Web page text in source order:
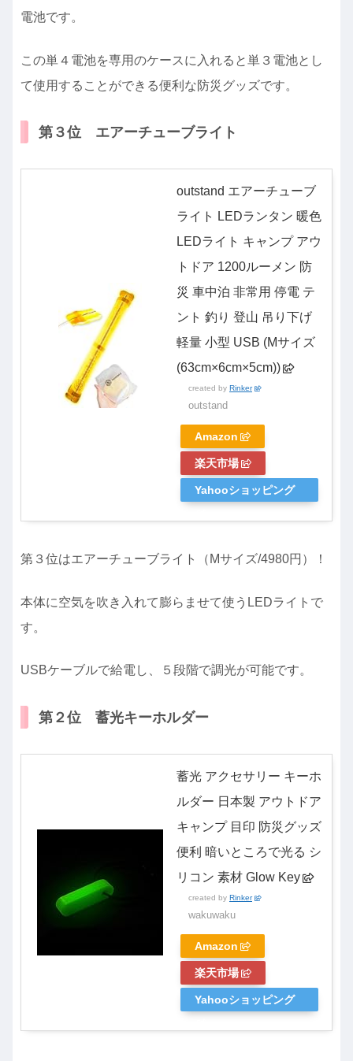
電池です。
この単４電池を専用のケースに入れると単３電池とし
て使用することができる便利な防災グッズです。
第３位 エアーチューブライト
outstand エアーチューブ
ライト LEDランタン 暖色
LEDライト キャンプ アウ
トドア 1200ルーメン 防
災 車中泊 非常用 停電 テ
ント 釣り 登山 吊り下げ
軽量 小型 USB (Mサイズ
(63cm×6cm×5cm))
created by Rinker
outstand
Amazon
楽天市場
Yahooショッピング
第３位はエアーチューブライト（Mサイズ/4980円）！
本体に空気を吹き入れて膨らませて使うLEDライトで
す。
USBケーブルで給電し、５段階で調光が可能です。
第２位 蓄光キーホルダー
蓄光 アクセサリー キーホ
ルダー 日本製 アウトドア
キャンプ 目印 防災グッズ
便利 暗いところで光る シ
リコン 素材 Glow Key
created by Rinker
wakuwaku
Amazon
楽天市場
Yahooショッピング